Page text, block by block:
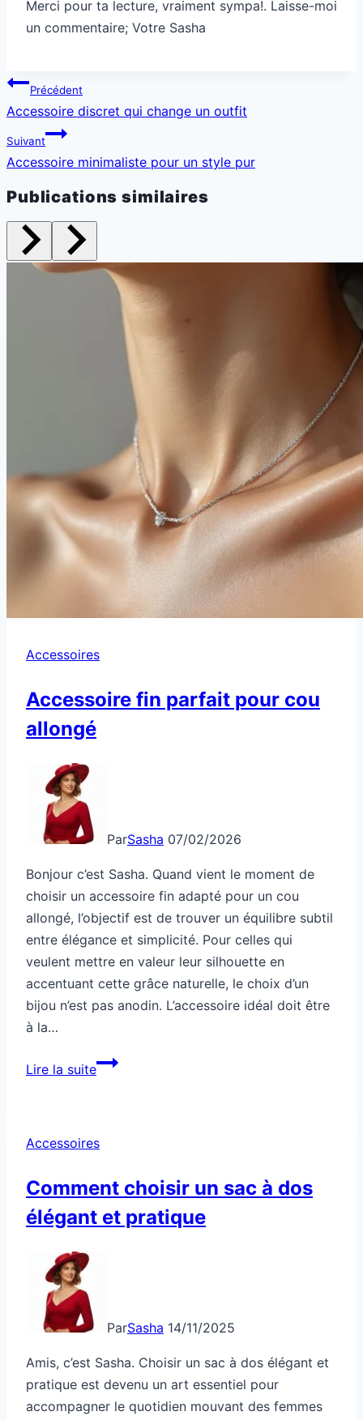
Merci pour ta lecture, vraiment sympa!. Laisse-moi
un commentaire; Votre Sasha
Navigation
de
l’article
Précédent
Accessoire discret qui change un outfit
Suivant
Accessoire minimaliste pour un style pur
Publications similaires
Accessoires
Accessoire fin parfait pour cou
allongé
ParSasha 07/02/2026
Bonjour c’est Sasha. Quand vient le moment de
choisir un accessoire fin adapté pour un cou
allongé, l’objectif est de trouver un équilibre subtil
entre élégance et simplicité. Pour celles qui
veulent mettre en valeur leur silhouette en
accentuant cette grâce naturelle, le choix d’un
bijou n’est pas anodin. L’accessoire idéal doit être
à la…
Lire la suiteAccessoire
cou
Accessoires
Comment choisir un sac à dos
élégant et pratique
ParSasha 14/11/2025
Amis, c’est Sasha. Choisir un sac à dos élégant et
pratique est devenu un art essentiel pour
accompagner le quotidien mouvant des femmes